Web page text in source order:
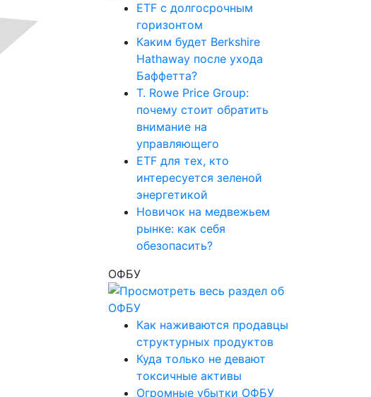
ETF с долгосрочным
горизонтом
Каким будет Berkshire
Hathaway после ухода
Баффетта?
T. Rowe Price Group:
почему стоит обратить
внимание на
управляющего
ETF для тех, кто
интересуется зеленой
энергетикой
Новичок на медвежьем
рынке: как себя
обезопасить?
ОФБУ
Как наживаются продавцы
структурных продуктов
Куда только не девают
токсичные активы
Огромные убытки ОФБУ